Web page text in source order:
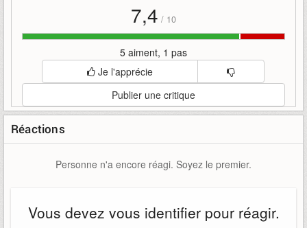
7,4 / 10
5 aiment, 1 pas
Je l'apprécie
Publier une critique
Réactions
Personne n'a encore réagi. Soyez le premier.
Vous devez vous identifier pour réagir.